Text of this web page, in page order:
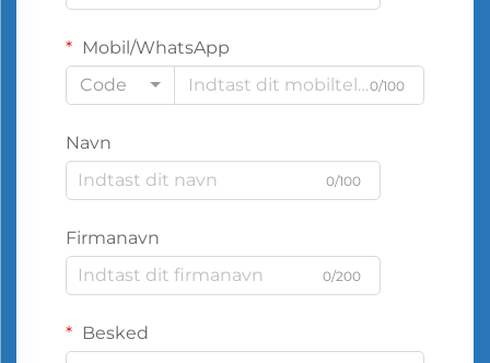
Mobil/WhatsApp
Code
0/100
Navn
0/100
Firmanavn
0/200
Besked